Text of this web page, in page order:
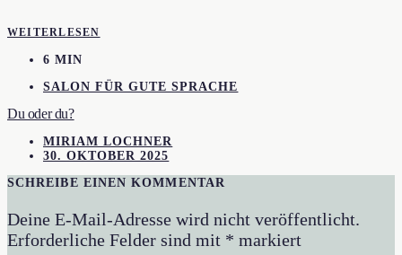
WEITERLESEN
6 MIN
SALON FÜR GUTE SPRACHE
Du oder du?
MIRIAM LOCHNER
30. OKTOBER 2025
SCHREIBE EINEN KOMMENTAR
Deine E-Mail-Adresse wird nicht veröffentlicht.
Erforderliche Felder sind mit * markiert